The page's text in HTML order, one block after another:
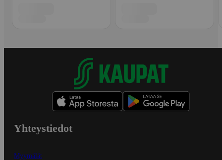
Yhteystiedot
Myymälät